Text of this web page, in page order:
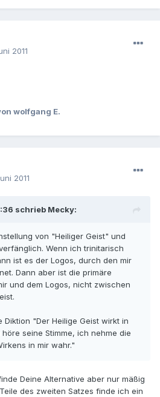
2011
wolfgang E.
2011
schrieb Mecky:
von "Heiliger Geist" und
Wenn ich trinitarisch
ist es der Logos, durch den mir
Dann aber ist die primäre
und dem Logos, nicht zwischen
"Der Heilige Geist wirkt in
seine Stimme, ich nehme die
in mir wahr."
Deine Alternative aber nur mäßig
des zweiten Satzes finde ich ein